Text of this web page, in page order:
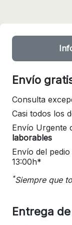
Envío
Consulta
Casi todos los
Envío Urgente
laborables
Envío del
13:00h*
*Siempre que
Entrega